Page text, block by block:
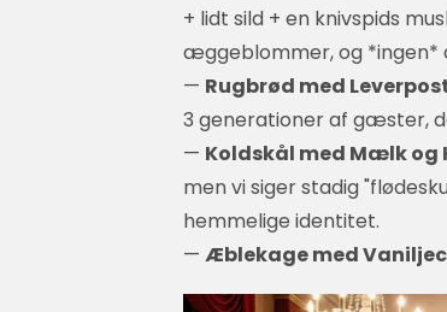
+ lidt sild + en knivspids
æggeblommer, og *ingen*
— Rugbrød med
3 generationer af gæster,
— Koldskål med Mælk og
men vi siger stadig
hemmelige identitet.
— Æblekage med